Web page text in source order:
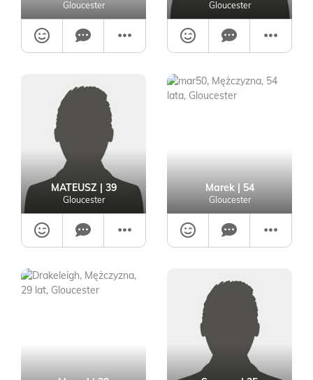
Gloucester Gloucester
MATEUSZ | 39
Gloucester
Marek| 54
Gloucester